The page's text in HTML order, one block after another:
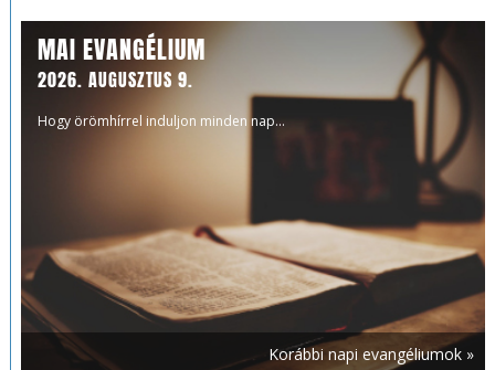
MAI EVANGÉLIUM
2026. AUGUSZTUS 9.
Hogy örömhírrel induljon minden nap...
Korábbi napi evangéliumok »